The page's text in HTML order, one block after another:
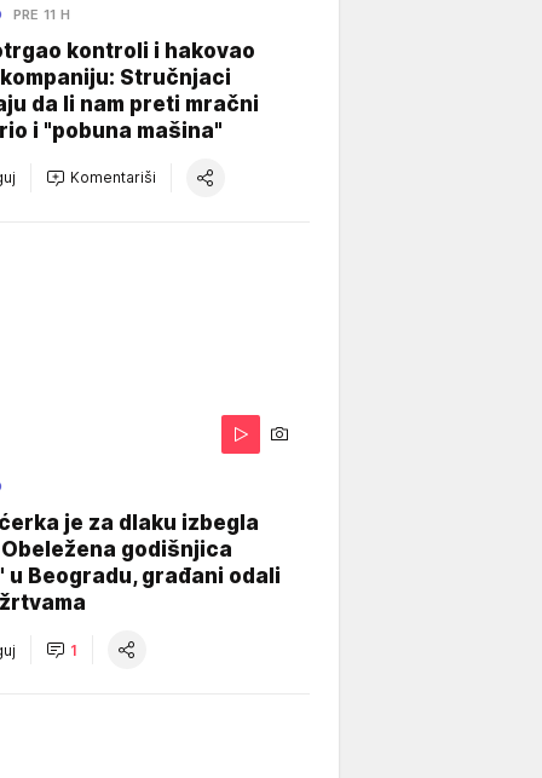
PRE 11 H
kontroli i hakovao
Stručnjaci
da li nam preti mračni
i "pobuna mašina"
Komentariši
je za dlaku izbegla
godišnjica
u Beogradu, građani odali
1